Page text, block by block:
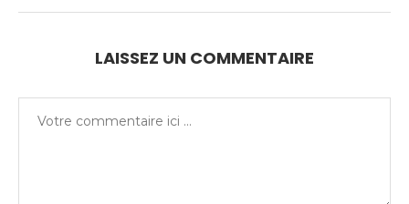
LAISSEZ UN COMMENTAIRE